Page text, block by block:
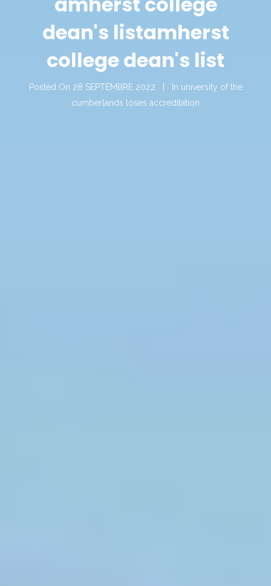
dean's listamherst
college dean's list
Posted On 28 SEPTEMBRE 2022 In university of the
cumberlands loses accreditation